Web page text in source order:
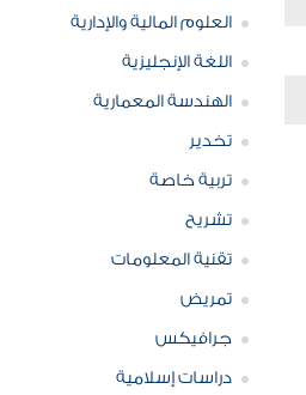
العلوم المالية والإدارية
اللغة الإنجليزية
الهندسة المعمارية
تخدير
تربية خاصة
تشريح
تقنية المعلومات
تمريض
جرافيكس
دراسات إسلامية